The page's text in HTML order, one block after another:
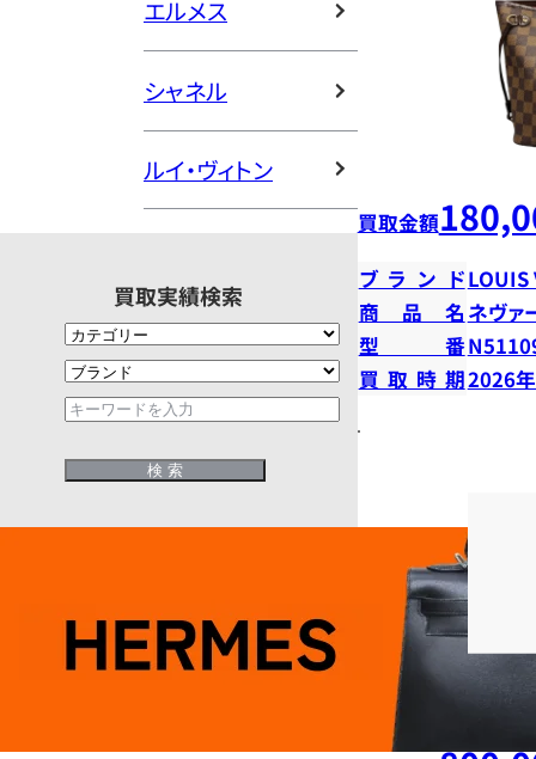
エルメス
シャネル
ルイ・ヴィトン
買取実績検索
買取金額
ブランドLOUIS
商品名 ネヴァ
型番
買取時期2026